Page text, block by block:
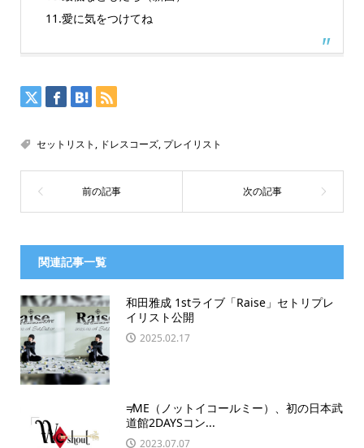
11.愛に気をつけてね
セットリスト , ドレスコーズ, プレイリスト
関連記事一覧
和田雅成 1stライブ「Raise」セトリプレ
イリスト公開
2025.02.17
≠ME（ノットイコールミー）、初の日本武
道館2DAYSコン...
2023.07.07